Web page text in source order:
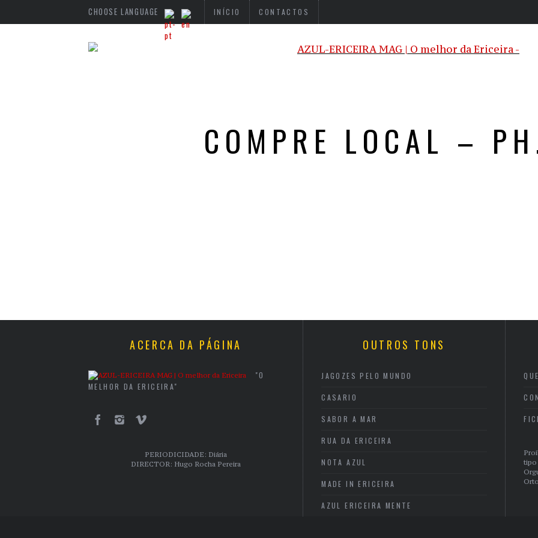
CHOOSE LANGUAGE INÍCIO CONTACTOS
COMPRE LOCAL –
ACERCA DA PÁGINA
"O
MELHOR DA ERICEIRA"
PERIODICIDADE: Diária
DIRECTOR: Hugo Rocha Pereira
OUTROS TONS
JAGOZES PELO MUNDO
CASARIO
SABOR A MAR
RUA DA ERICEIRA
NOTA AZUL
MADE IN ERICEIRA
AZUL ERICEIRA MENTE
tipo